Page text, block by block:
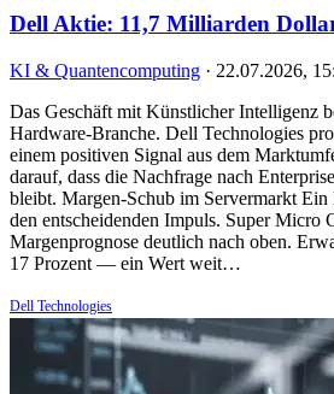
Dell Aktie: 11,7 Milliarden
KI & Quantencomputing · 22.07.2026,
Das Geschäft mit Künstlicher Intelligenz
Hardware-Branche. Dell Technologies
einem positiven Signal aus dem
darauf, dass die Nachfrage nach
bleibt. Margen-Schub im Servermarkt
den entscheidenden Impuls. Super Micro
Margenprognose deutlich nach oben.
17 Prozent — ein Wert weit…
Dell Technologies